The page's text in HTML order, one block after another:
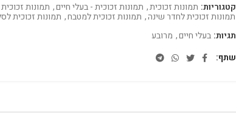
קטגוריות: תמונות זכוכית, תמונות זכוכית - בעלי חיים, תמונות
תמונות זכוכית לחדר שינה, תמונות זכוכית למטבח, תמונות זכוכית
תגיות: בעלי חיים, מרובע
שתף